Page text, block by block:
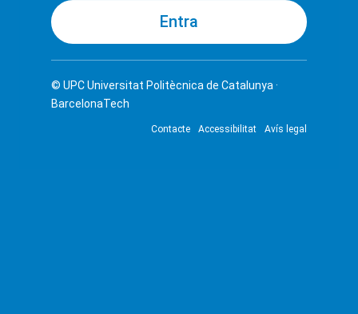
© UPCUniversitat Politècnica de Catalunya ·
BarcelonaTech
Contacte Accessibilitat Avís legal